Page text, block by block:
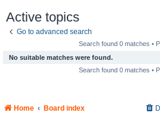
Active topics
Go to advanced search
Search found 0 matches •
No suitable matches were found.
Search found 0 matches •
Home Board index